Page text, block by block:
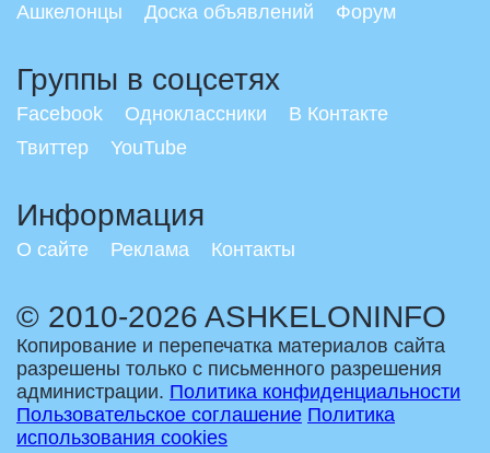
Ашкелонцы
Доска объявлений Форум
Группы в соцсетях
Facebook Одноклассники
В Контакте
Твиттер
YouTube
Информация
О сайте Реклама Контакты
© 2010-2026 ASHKELONINFO
Копирование и перепечатка материалов сайта
разрешены только с письменного разрешения
администрации. Политика конфиденциальности
Пользовательское соглашение Политика
использования cookies